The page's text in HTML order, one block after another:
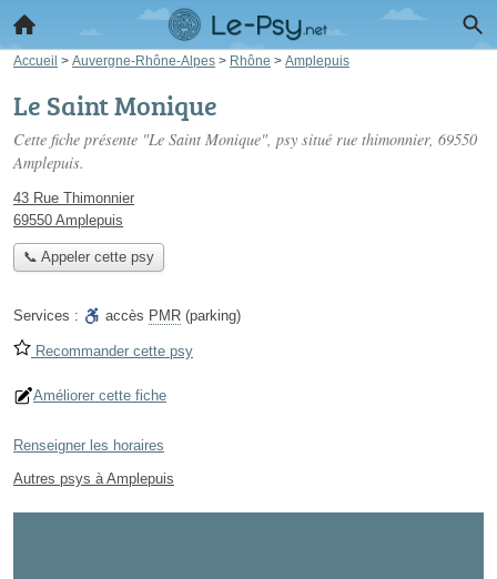
Accueil > Auvergne-Rhône-Alpes > Rhône > Amplepuis
Le Saint Monique
Cette fiche présente "Le Saint Monique", psy situé rue thimonnier, 69550
Amplepuis.
43 Rue Thimonnier
69550 Amplepuis
📞 Appeler cette psy
Services : accès PMR (parking)
Recommander cette psy
Améliorer cette fiche
Renseigner les horaires
Autres psys à Amplepuis